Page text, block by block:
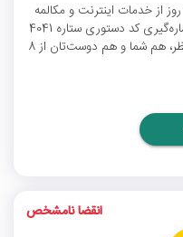
اگر دوستان ایرانسلی دارید که بیش از 90 روز از خدمات اینترنت و مکالمه
ایرانسل استفاده نکرده‌اند، می‌توانید با شماره‌گیری کد دستوری ستاره 4041
مربع و سپس وارد کردن شماره فرد موردنظر، هم شما و هم دوست‌تان از 8
انقضا نامشخص